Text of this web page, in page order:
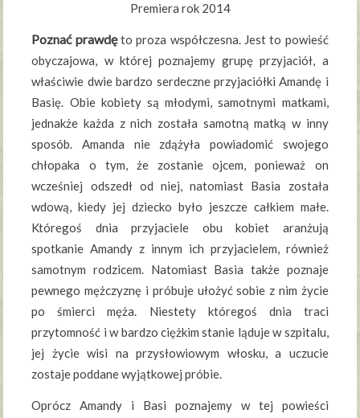
Premiera rok 2014
Poznać prawdęto proza współczesna. Jest to powieść
obyczajowa, w której poznajemy grupę przyjaciół, a
właściwie dwie bardzo serdeczne przyjaciółki Amandę i
Basię. Obie kobiety są młodymi, samotnymi matkami,
jednakże każda z nich została samotną matką w inny
sposób. Amanda nie zdążyła powiadomić swojego
chłopaka o tym, że zostanie ojcem, ponieważ on
wcześniej odszedł od niej, natomiast Basia została
wdową, kiedy jej dziecko było jeszcze całkiem małe.
Któregoś dnia przyjaciele obu kobiet aranżują
spotkanie Amandy z innym ich przyjacielem, również
samotnym rodzicem. Natomiast Basia także poznaje
pewnego mężczyznę i próbuje ułożyć sobie z nim życie
po śmierci męża. Niestety któregoś dnia traci
przytomność i w bardzo ciężkim stanie ląduje w szpitalu,
jej życie wisi na przysłowiowym włosku, a uczucie
zostaje poddane wyjątkowej próbie.
Oprócz Amandy i Basi poznajemy w tej powieści